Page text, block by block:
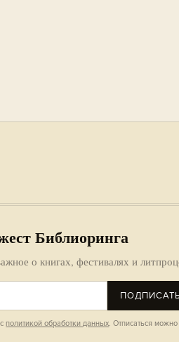
Библиоринга
о книгах, фестивалях и
политикой обработки данных. Отписаться